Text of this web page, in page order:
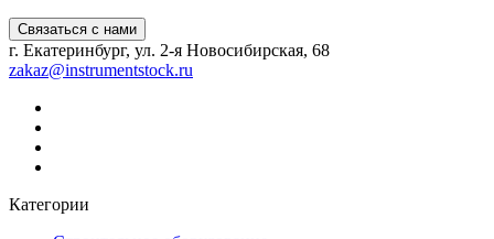
Связаться с нами
г. Екатеринбург, ул. 2-я Новосибирская, 68
zakaz@instrumentstock.ru
Категории